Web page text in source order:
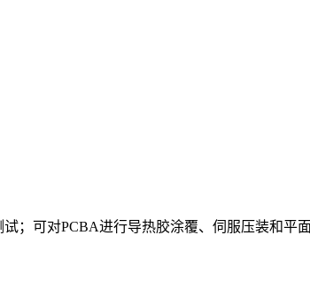
；可对PCBA进行导热胶涂覆、伺服压装和平